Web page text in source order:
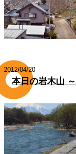
2012/04/20
本日の岩木山